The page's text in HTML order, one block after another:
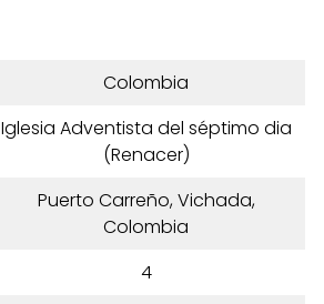
Colombia
Iglesia Adventista del séptimo dia
(Renacer)
Puerto Carreño, Vichada,
Colombia
4